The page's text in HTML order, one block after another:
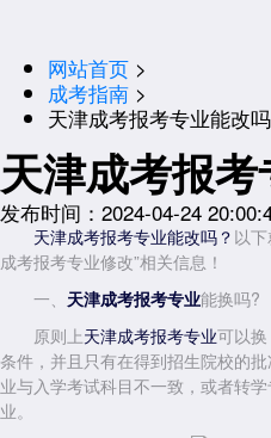
网站首页 >
成考指南 >
天津成考报考专业能改吗
天津成考报
发布时间：2024-04-24
天津成考报考专业能改吗？ 以
成考报考专业修改”相关信息！
一、
天津成考报考专业能换吗?
原则上天津成考报考专业可以
条件，并且只有在得到招生院校的
业与入学考试科目不一致，或者转
业。